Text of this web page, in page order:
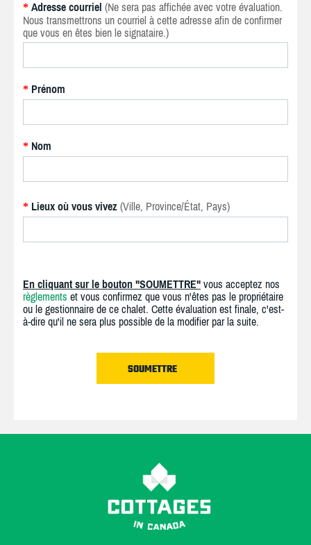
* Adresse courriel (Ne sera pas affichée avec votre évaluation.
Nous transmettrons un courriel à cette adresse afin de confirmer
que vous en êtes bien le signataire.)
* Prénom
* Nom
* Lieux où vous vivez (Ville, Province/État, Pays)
En cliquant sur le bouton "SOUMETTRE" vous acceptez nos
règlements et vous confirmez que vous n'êtes pas le propriétaire
ou le gestionnaire de ce chalet. Cette évaluation est finale, c'est-
à-dire qu'il ne sera plus possible de la modifier par la suite.